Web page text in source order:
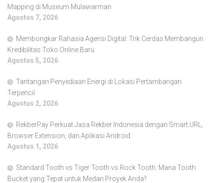
Mapping di Museum Mulawarman
Agustus 7, 2026
Membongkar Rahasia Agensi Digital: Trik Cerdas Membangun
Kredibilitas Toko Online Baru
Agustus 5, 2026
Tantangan Penyediaan Energi di Lokasi Pertambangan
Terpencil
Agustus 2, 2026
RekberPay Perkuat Jasa Rekber Indonesia dengan Smart URL,
Browser Extension, dan Aplikasi Android
Agustus 1, 2026
Standard Tooth vs Tiger Tooth vs Rock Tooth: Mana Tooth
Bucket yang Tepat untuk Medan Proyek Anda?